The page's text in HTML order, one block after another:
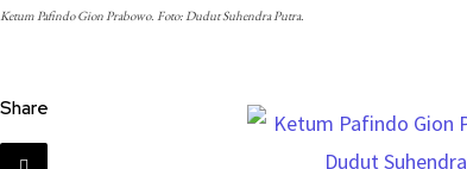
Ketum Pafindo Gion Prabowo. Foto: Dudut Suhendra Putra.
Share